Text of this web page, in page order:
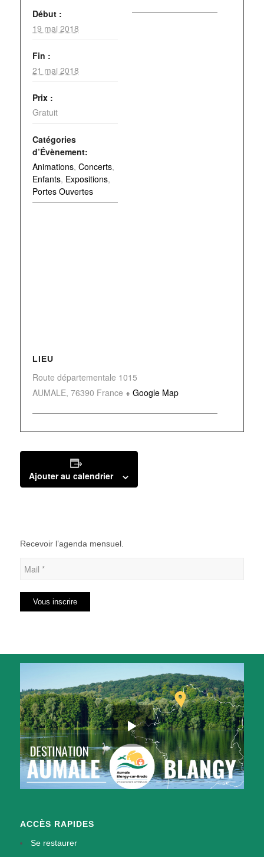
Début :
19 mai 2018
Fin :
21 mai 2018
Prix :
Gratuit
Catégories
d’Évènement:
Animations, Concerts,
Enfants, Expositions,
Portes Ouvertes
LIEU
Route départementale 1015
AUMALE, 76390 France + Google Map
Ajouter au calendrier
Recevoir l’agenda mensuel.
ACCÈS RAPIDES
Se restaurer